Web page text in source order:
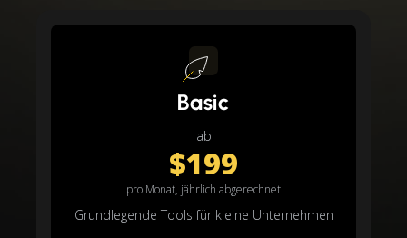
Basic
ab
$199
pro Monat, jährlich abgerechnet
Grundlegende Tools für kleine Unternehmen